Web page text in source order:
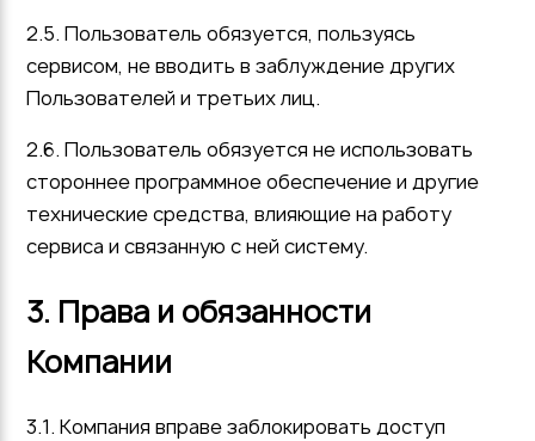
2.5. Пользователь обязуется, пользуясь
сервисом, не вводить в заблуждение других
Пользователей и третьих лиц.
2.6. Пользователь обязуется не использовать
стороннее программное обеспечение и другие
технические средства, влияющие на работу
сервиса и связанную с ней систему.
3. Права и обязанности
Компании
3.1. Компания вправе заблокировать доступ